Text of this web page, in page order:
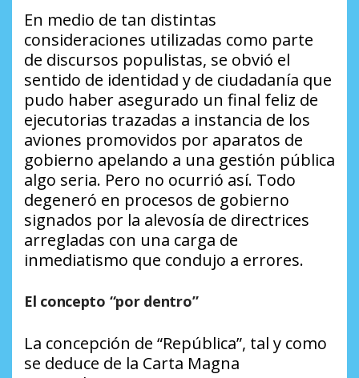
En medio de tan distintas
consideraciones utilizadas como parte
de discursos populistas, se obvió el
sentido de identidad y de ciudadanía que
pudo haber asegurado un final feliz de
ejecutorias trazadas a instancia de los
aviones promovidos por aparatos de
gobierno apelando a una gestión pública
algo seria. Pero no ocurrió así. Todo
degeneró en procesos de gobierno
signados por la alevosía de directrices
arregladas con una carga de
inmediatismo que condujo a errores.
El concepto “por dentro”
La concepción de “República”, tal y como
se deduce de la Carta Magna